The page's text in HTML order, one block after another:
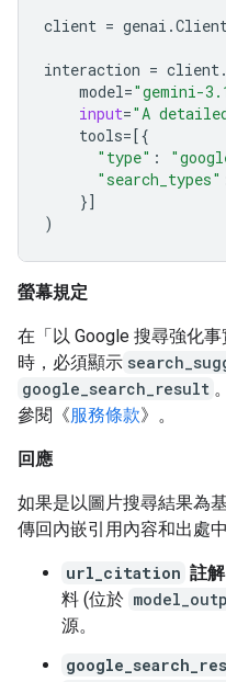
client = genai .Client
interaction = client .
model="gemini-
input="A
tools=[{
"type" :
"search_types"
}]
)
螢幕規定
在「以 Google 搜尋強化
時，必須顯示
google_search_result
參閱《服務條款》。
回應
如果是以圖片搜尋結果為
傳回內嵌引用內容和出處
url_citation 註解
料 (位於
源。